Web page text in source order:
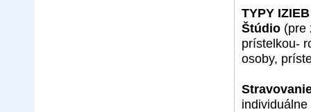
TYPY IZIEB
Štúdio (pre
prístelkou-
osoby,
individuálne